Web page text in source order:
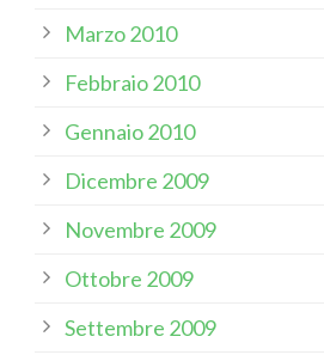
Marzo 2010
Febbraio 2010
Gennaio 2010
Dicembre 2009
Novembre 2009
Ottobre 2009
Settembre 2009